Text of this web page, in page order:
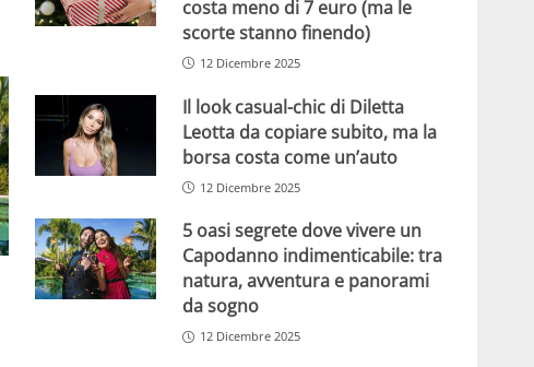
costa meno di 7 euro (ma le
scorte stanno finendo)
12 Dicembre 2025
Il look casual-chic di Diletta
Leotta da copiare subito, ma la
borsa costa come un’auto
12 Dicembre 2025
5 oasi segrete dove vivere un
Capodanno indimenticabile: tra
natura, avventura e panorami
da sogno
12 Dicembre 2025